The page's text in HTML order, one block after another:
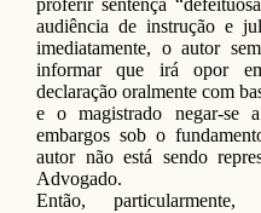
proferir sentença
audiência de instrução e
imediatamente, o autor
informar que irá opor
declaração oralmente com
e o magistrado negar-se
embargos sob o
autor não está sendo
Advogado.
Então, particularmente,